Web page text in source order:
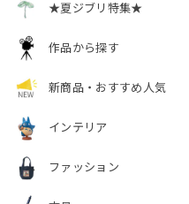
★夏ジブリ特集★
作品から探す
新商品・おすすめ人気
インテリア
ファッション